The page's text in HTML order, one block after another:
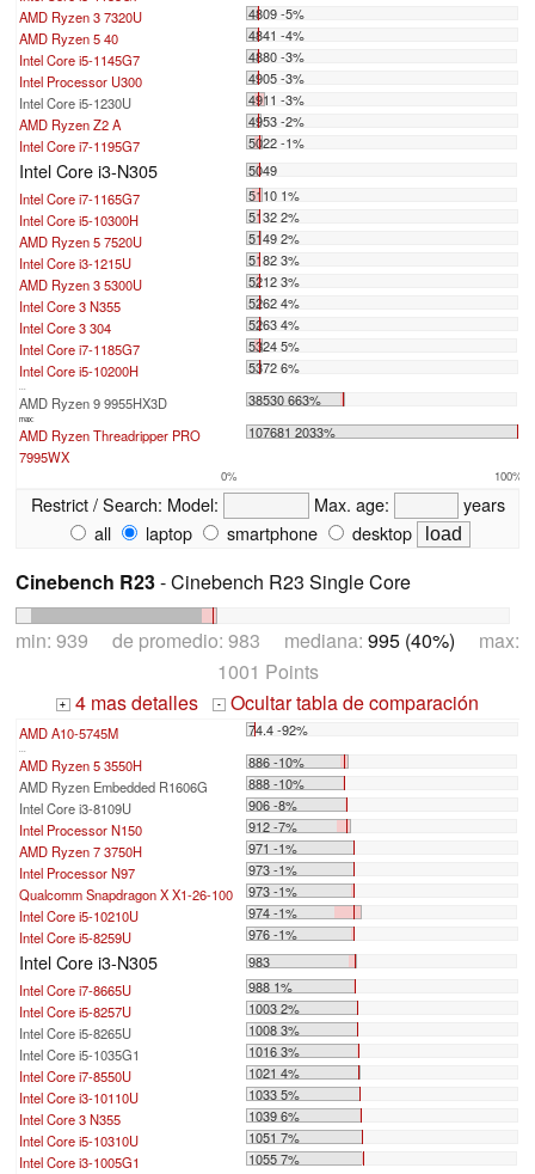
AMD Ryzen 3 7320U
4809 -5%
AMD Ryzen 5 40
4841 -4%
Intel Core i5-1145G7
4880 -3%
Intel Processor U300
4905 -3%
Intel Core i5-1230U
4911 -3%
AMD Ryzen Z2 A
4953 -2%
Intel Core i7-1195G7
5022 -1%
Intel Core i3-N305
5049
Intel Core i7-1165G7
5110 1%
Intel Core i5-10300H
5132 2%
AMD Ryzen 5 7520U
5149 2%
Intel Core i3-1215U
5182 3%
AMD Ryzen 3 5300U
5212 3%
Intel Core 3 N355
5262 4%
Intel Core 3 304
5263 4%
Intel Core i7-1185G7
5324 5%
Intel Core i5-10200H
5372 6%
...
AMD Ryzen 9 9955HX3D 38530 663%
max:
AMD Ryzen Threadripper PRO
7995WX
107681 2033%
0% 100%
Restrict / Search: Model: Max. age:
years
all
laptop smartphone desktop
Cinebench R23- Cinebench R23 Single Core
min: 939 de promedio: 983 mediana: 995 (40%) max:
1001 Points
+ 4 mas detalles - Ocultar tabla de comparación
AMD A10-5745M 74.4 -92%
AMD Ryzen 5 3550H
886 -10%
AMD Ryzen Embedded R1606G
888 -10%
Intel Core i3-8109U
906 -8%
Intel Processor N150
912 -7%
AMD Ryzen 7 3750H
971 -1%
Intel Processor N97
973 -1%
Qualcomm Snapdragon X X1-26-100
973 -1%
Intel Core i5-10210U
974 -1%
Intel Core i5-8259U
976 -1%
Intel Core i3-N305
983
Intel Core i7-8665U
988 1%
Intel Core i5-8257U
1003 2%
Intel Core i5-8265U
1008 3%
Intel Core i5-1035G1
1016 3%
Intel Core i7-8550U
1021 4%
Intel Core i3-10110U
1033 5%
Intel Core 3 N355
1039 6%
Intel Core i5-10310U
1051 7%
Intel Core i3-1005G1
1055 7%